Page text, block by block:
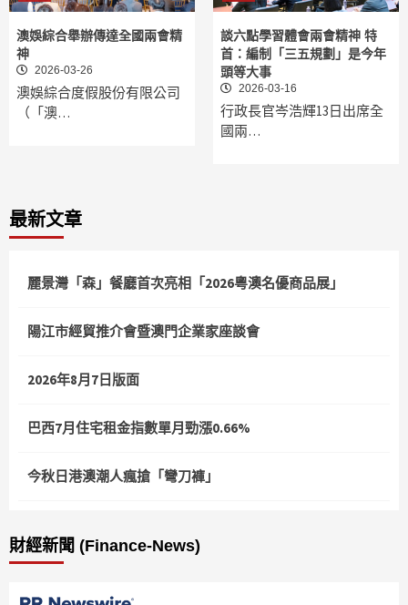
澳娛綜合舉辦傳達全國兩會精
神
2026-03-26
澳娛綜合度假股份有限公司
（「澳…
談六點學習體會兩會精神 特
首：編制「三五規劃」是今年
頭等大事
2026-03-16
行政長官岑浩輝13日出席全
國兩…
最新文章
麗景灣「森」餐廳首次亮相「2026粵澳名優商品展」
陽江市經貿推介會暨澳門企業家座談會
2026年8月7日版面
巴西7月住宅租金指數單月勁漲0.66%
今秋日港澳潮人瘋搶「彎刀褲」
財經新聞 (Finance-News)